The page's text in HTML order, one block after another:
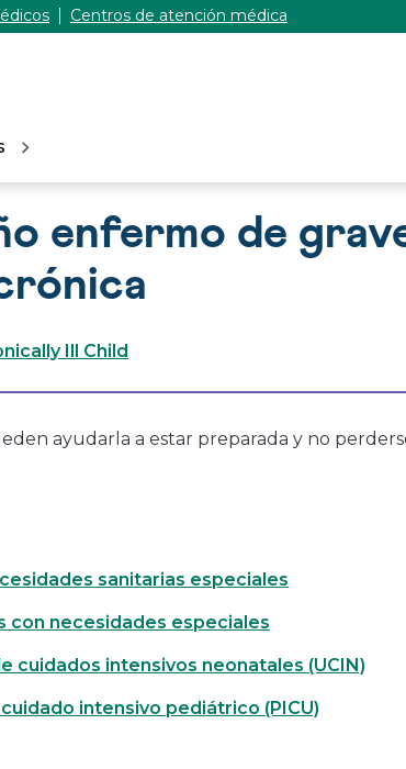
Centros de atención médica
enfermo de
Ill Child
ayudarla a estar preparada y no
sanitarias especiales
con necesidades especiales
cuidados intensivos neonatales (UCIN)
intensivo pediátrico (PICU)